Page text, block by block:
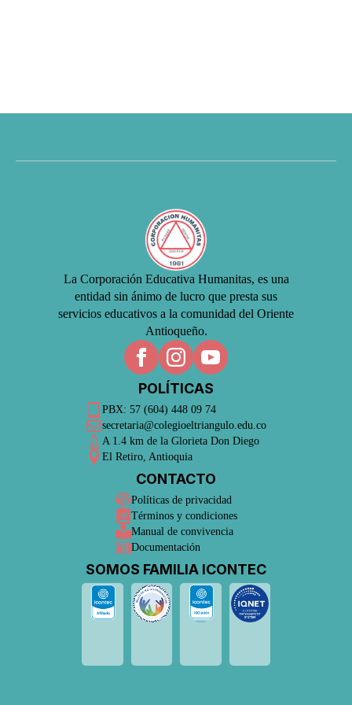
La Corporación Educativa Humanitas, es una
entidad sin ánimo de lucro que presta sus
servicios educativos a la comunidad del Oriente
Antioqueño.
POLÍTICAS
PBX: 57 (604) 448 09 74
secretaria@colegioeltriangulo.edu.co
A 1.4 km de la Glorieta Don Diego
El Retiro, Antioquia
CONTACTO
Políticas de privacidad
Términos y condiciones
Manual de convivencia
Documentación
SOMOS FAMILIA ICONTEC